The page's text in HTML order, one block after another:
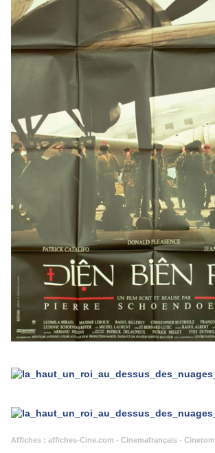
Affiches : affiches-Cine.com - Cinemafrançais - Cinetom